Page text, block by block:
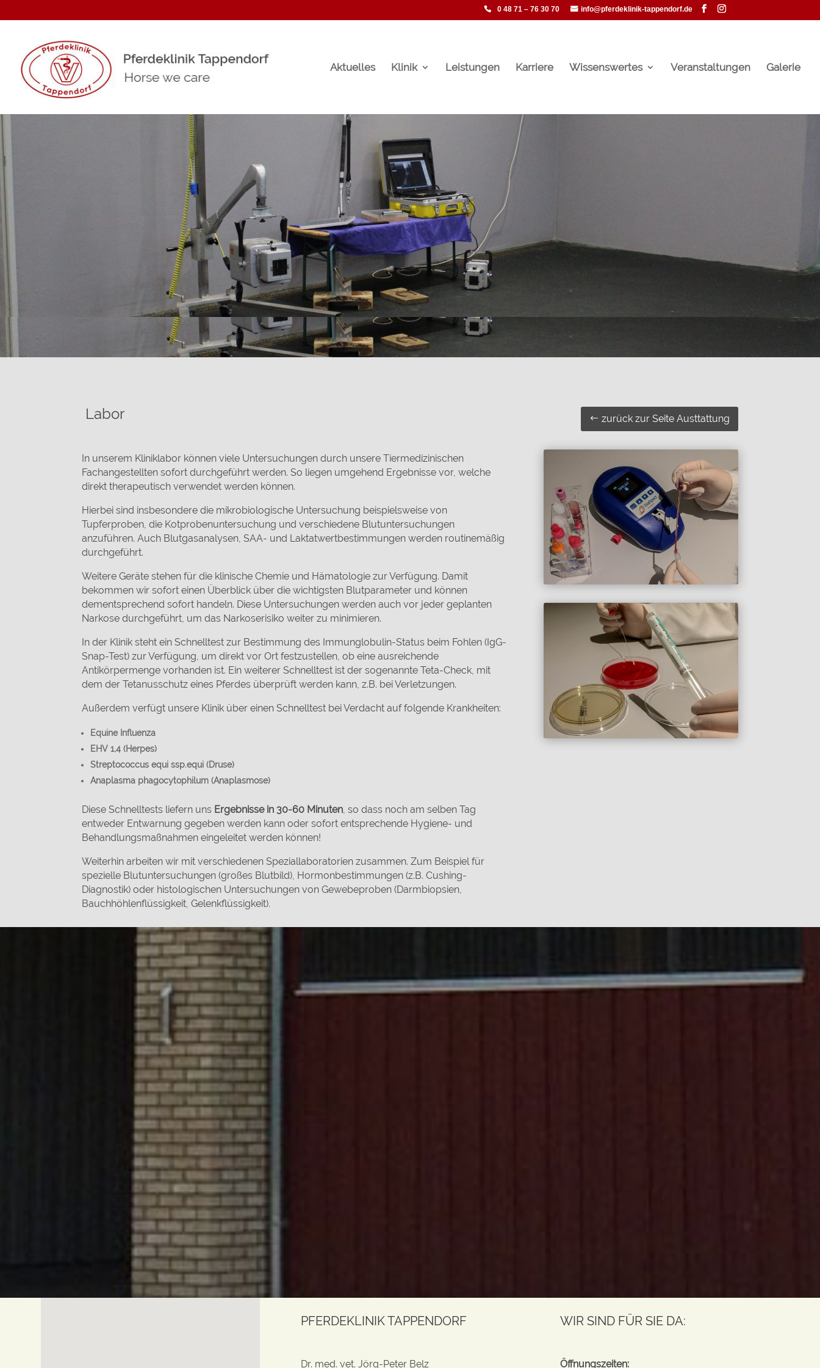
0 48 71 – 76 30 70 info@pferdeklinik-tappendorf.de
Aktuelles Klinik Leistungen Karriere Wissenswertes Veranstaltungen Galerie
Labor
In unserem Kliniklabor können viele Untersuchungen durch unsere Tiermedizinischen
Fachangestellten sofort durchgeführt werden. So liegen umgehend Ergebnisse vor, welche
direkt therapeutisch verwendet werden können.
Hierbei sind insbesondere die mikrobiologische Untersuchung beispielsweise von
Tupferproben, die Kotprobenuntersuchung und verschiedene Blutuntersuchungen
anzuführen. Auch Blutgasanalysen, SAA- und Laktatwertbestimmungen werden routinemäßig
durchgeführt.
Weitere Geräte stehen für die klinische Chemie und Hämatologie zur Verfügung. Damit
bekommen wir sofort einen Überblick über die wichtigsten Blutparameter und können
dementsprechend sofort handeln. Diese Untersuchungen werden auch vor jeder geplanten
Narkose durchgeführt, um das Narkoserisiko weiter zu minimieren.
In der Klinik steht ein Schnelltest zur Bestimmung des Immunglobulin-Status beim Fohlen (IgG-
Snap-Test) zur Verfügung, um direkt vor Ort festzustellen, ob eine ausreichende
Antikörpermenge vorhanden ist. Ein weiterer Schnelltest ist der sogenannte Teta-Check, mit
dem der Tetanusschutz eines Pferdes überprüft werden kann, z.B. bei Verletzungen.
Außerdem verfügt unsere Klinik über einen Schnelltest bei Verdacht auf folgende Krankheiten:
Equine Influenza
EHV 1,4 (Herpes)
Streptococcus equi ssp.equi (Druse)
Anaplasma phagocytophilum (Anaplasmose)
Diese Schnelltests liefern uns Ergebnisse in 30-60 Minuten , so dass noch am selben Tag
entweder Entwarnung gegeben werden kann oder sofort entsprechende Hygiene- und
Behandlungsmaßnahmen eingeleitet werden können!
Weiterhin arbeiten wir mit verschiedenen Speziallaboratorien zusammen. Zum Beispiel für
spezielle Blutuntersuchungen (großes Blutbild), Hormonbestimmungen (z.B. Cushing-
Diagnostik) oder histologischen Untersuchungen von Gewebeproben (Darmbiopsien,
Bauchhöhlenflüssigkeit, Gelenkflüssigkeit).
zurück zur Seite Austtattung
PFERDEKLINIK TAPPENDORF
Dr. med. vet. Jörg-Peter Belz
WIR SIND FÜR SIE DA:
Öffnungszeiten: